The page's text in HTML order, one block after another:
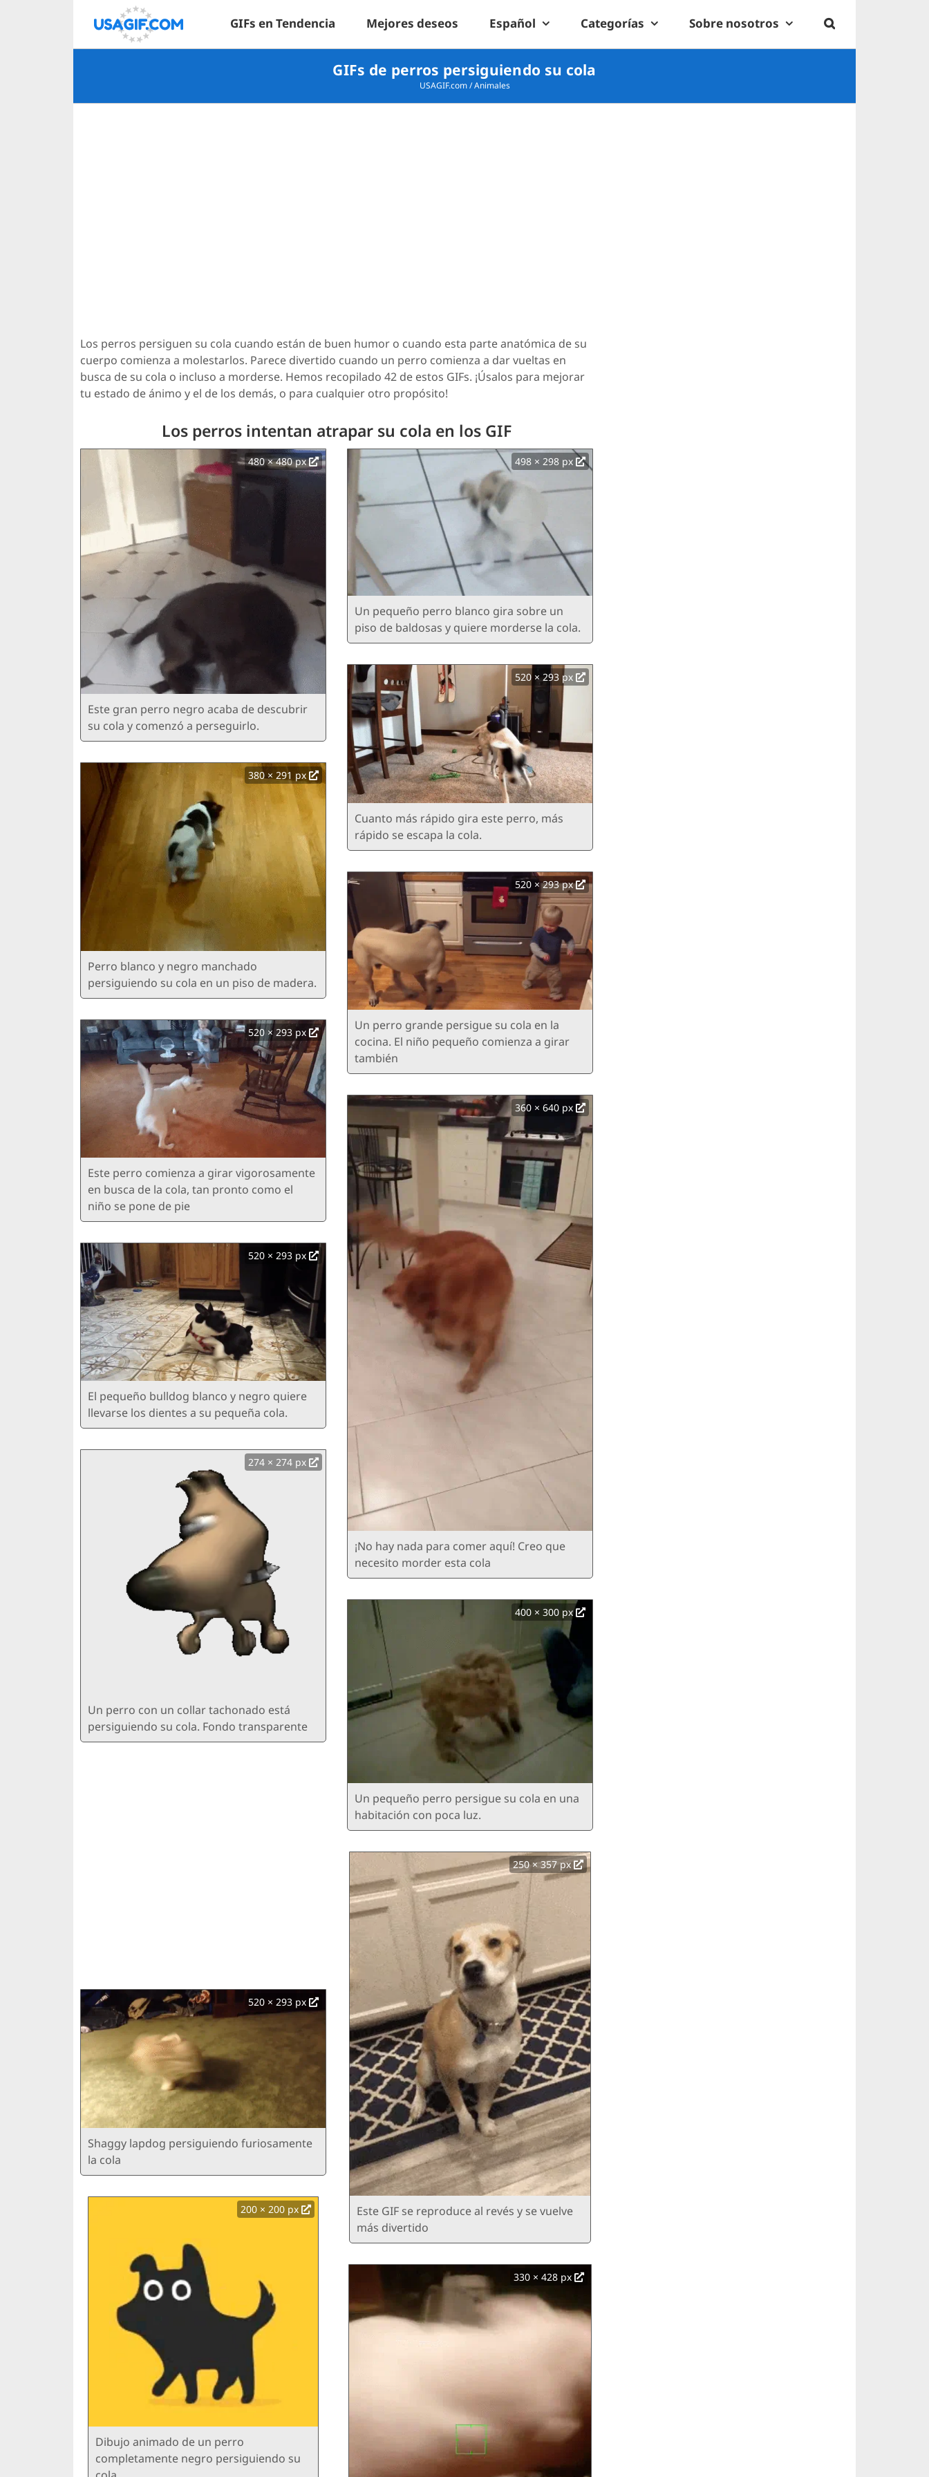
GIFs en Tendencia Mejores deseos Español Categorías Sobre nosotros
GIFs de perros persiguiendo su cola
USAGIF.com/Animales
Los perros persiguen su cola cuando están de buen humor o cuando esta parte anatómica de su
cuerpo comienza a molestarlos. Parece divertido cuando un perro comienza a dar vueltas en
busca de su cola o incluso a morderse. Hemos recopilado 42 de estos GIFs. ¡Úsalos para mejorar
tu estado de ánimo y el de los demás, o para cualquier otro propósito!
Los perros intentan atrapar su cola en los GIF
480 × 480 px
Este gran perro negro acaba de descubrir
su cola y comenzó a perseguirlo.
380 × 291 px
Perro blanco y negro manchado
persiguiendo su cola en un piso de madera.
520 × 293 px
Este perro comienza a girar vigorosamente
en busca de la cola, tan pronto como el
niño se pone de pie
520 × 293 px
El pequeño bulldog blanco y negro quiere
llevarse los dientes a su pequeña cola.
274 × 274 px
Un perro con un collar tachonado está
persiguiendo su cola. Fondo transparente
520 × 293 px
Shaggy lapdog persiguiendo furiosamente
la cola
200 × 200 px
Dibujo animado de un perro
completamente negro persiguiendo su
498 × 298 px
Un pequeño perro blanco gira sobre un
piso de baldosas y quiere morderse la cola.
520 × 293 px
Cuanto más rápido gira este perro, más
rápido se escapa la cola.
520 × 293 px
Un perro grande persigue su cola en la
cocina. El niño pequeño comienza a girar
también
360 × 640 px
¡No hay nada para comer aquí! Creo que
necesito morder esta cola
400 × 300 px
Un pequeño perro persigue su cola en una
habitación con poca luz.
250 × 357 px
Este GIF se reproduce al revés y se vuelve
más divertido
330 × 428 px